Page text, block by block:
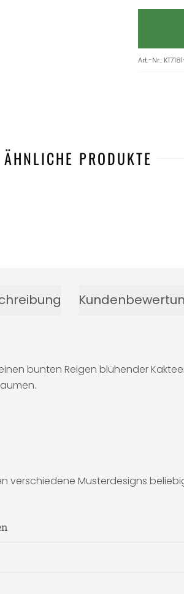
Art.-Nr.:
ÄHNLICHE PRODUKTE
bunten Reigen blühender
verschiedene Musterdesigns